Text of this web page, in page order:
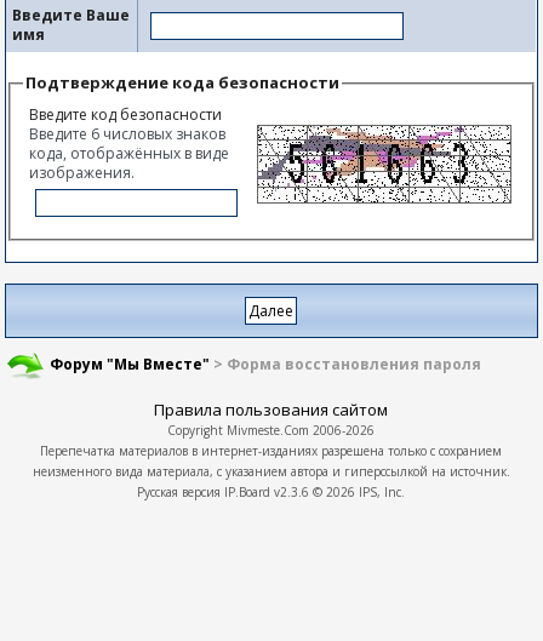
Введите Ваше
имя
Подтверждение кода безопасности
Введите код безопасности
Введите 6 числовых знаков
кода, отображённых в виде
изображения.
Форум "Мы Вместе" > Форма восстановления пароля
Правила пользования сайтом
Copyright Mivmeste.Com 2006-2026
Перепечатка материалов в интернет-изданиях разрешена только с сохранием
неизменного вида материала, с указанием автора и гиперссылкой на источник.
Русская версия IP.Board v2.3.6 © 2026 IPS, Inc.